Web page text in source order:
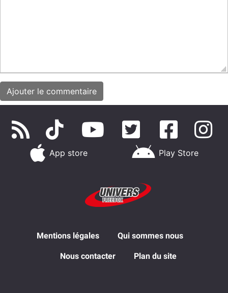
App store Play Store
Mentions légales Qui sommes nous
Nous contacter Plan du site